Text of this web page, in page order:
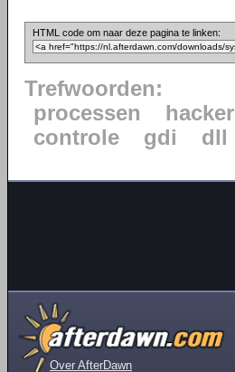
HTML code om naar deze pagina te linken:
Trefwoorden:
processen
hacker
controle
gdi dll
Over AfterDawn